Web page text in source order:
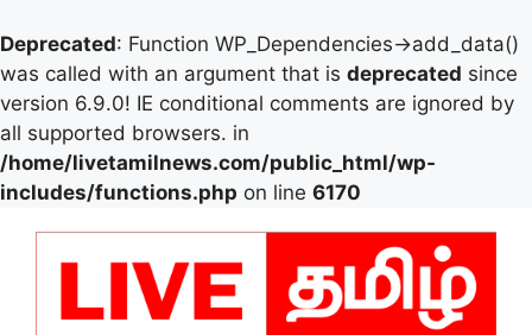
Deprecated: Function WP_Dependencies->add_data()
was called with an argument that is deprecated since
version 6.9.0! IE conditional comments are ignored by
all supported browsers. in
/home/livetamilnews.com/public_html/wp-
includes/functions.php on line 6170